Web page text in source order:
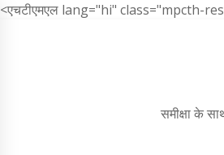
<एचटीएमएल lang="hi" class="mpcth-
समीक्षा के